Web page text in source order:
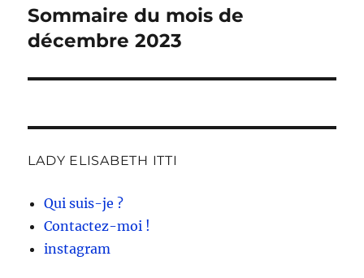
Publication
suivante :
Sommaire du mois de
décembre 2023
LADY ELISABETH ITTI
Qui suis-je ?
Contactez-moi !
instagram